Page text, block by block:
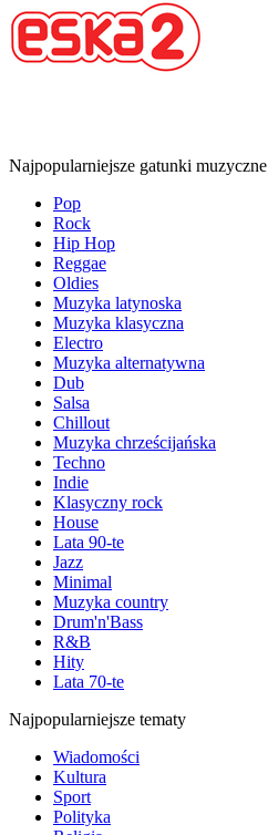
Najpopularniejsze gatunki muzyczne
Pop
Rock
Hip Hop
Reggae
Oldies
Muzyka latynoska
Muzyka klasyczna
Electro
Muzyka alternatywna
Dub
Salsa
Chillout
Muzyka chrześcijańska
Techno
Indie
Klasyczny rock
House
Lata 90-te
Jazz
Minimal
Muzyka country
Drum'n'Bass
R&B
Hity
Lata 70-te
Najpopularniejsze tematy
Wiadomości
Kultura
Sport
Polityka